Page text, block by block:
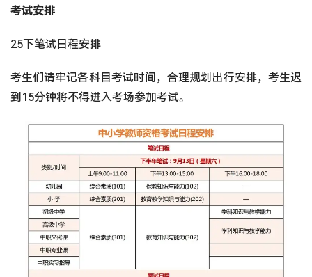
考试安排
25下笔试日程安排
考生们请牢记各科目考试时间，合理规划出行安排，考生迟
到15分钟将不得进入考场参加考试。